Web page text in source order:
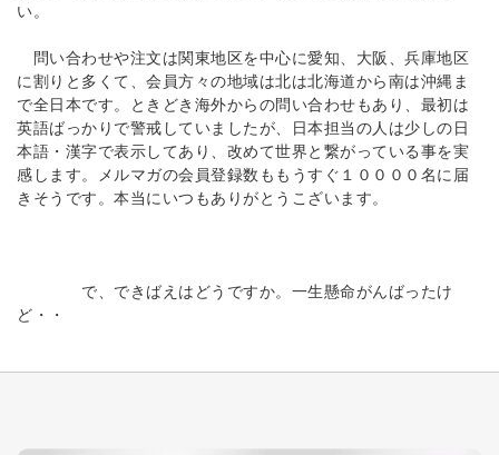
い。
問い合わせや注文は関東地区を中心に愛知、大阪、兵庫地区
に割りと多くて、会員方々の地域は北は北海道から南は沖縄ま
で全日本です。ときどき海外からの問い合わせもあり、最初は
英語ばっかりで警戒していましたが、日本担当の人は少しの日
本語・漢字で表示してあり、改めて世界と繋がっている事を実
感します。メルマガの会員登録数ももうすぐ１００００名に届
きそうです。本当にいつもありがとうこざいます。
で、できばえはどうですか。一生懸命がんばったけ
ど・・